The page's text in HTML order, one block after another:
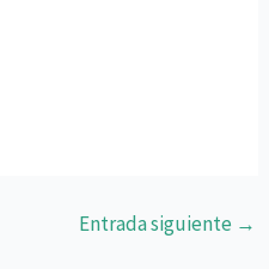
Entrada siguiente →